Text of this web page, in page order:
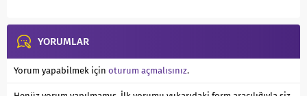
YORUMLAR
Yorum yapabilmek için oturum açmalısınız.